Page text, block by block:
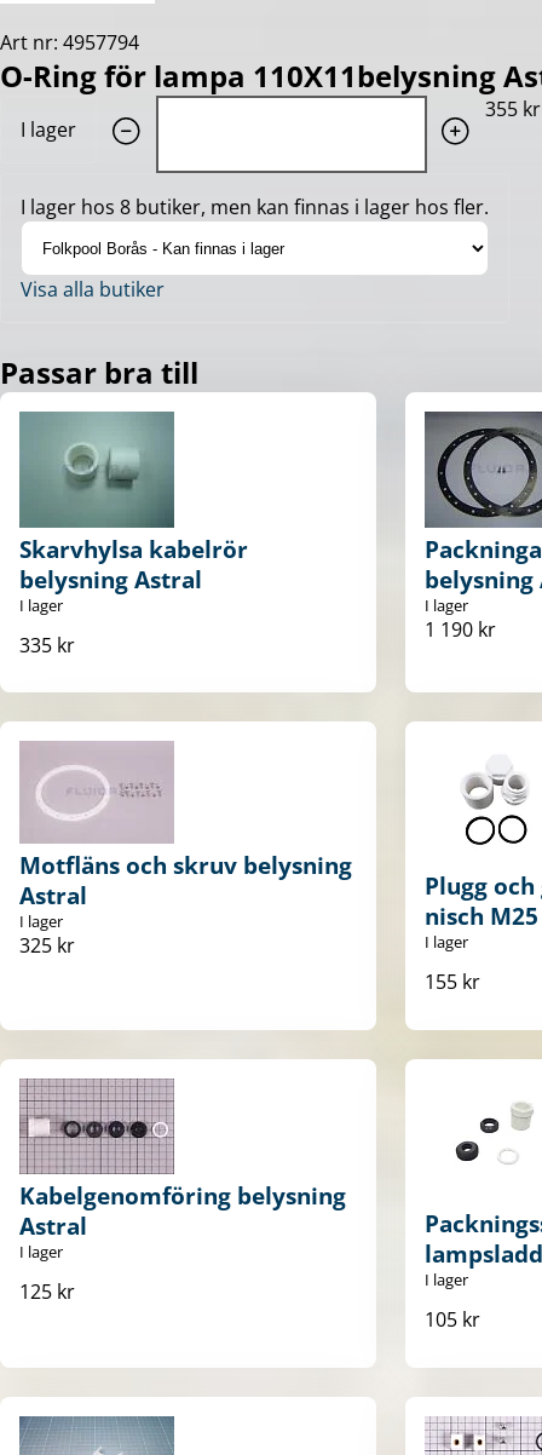
Art nr: 4957794
O-Ring för lampa 110X11belysning
I lager
355 kr
I lager hos 8 butiker, men kan finnas i lager hos fler.
Visa alla butiker
Passar bra till
Skarvhylsa kabelrör
belysning Astral
I lager
335 kr
belysning
I lager
1 190 kr
Motfläns och skruv belysning
Astral
I lager
325 kr
Plugg
nisch
I lager
155 kr
Kabelgenomföring belysning
Astral
I lager
125 kr I lager
105 kr